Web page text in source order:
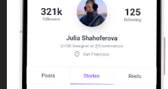
Смотри
скачивай
ограничений!